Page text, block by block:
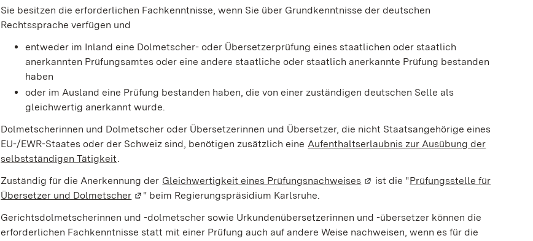
Sie besitzen die erforderlichen Fachkenntnisse, wenn Sie über Grundkenntnisse der deutschen
Rechtssprache verfügen und
entweder im Inland eine Dolmetscher- oder Übersetzerprüfung eines staatlichen oder staatlich
anerkannten Prüfungsamtes oder eine andere staatliche oder staatlich anerkannte Prüfung bestanden
haben
oder im Ausland eine Prüfung bestanden haben, die von einer zuständigen deutschen Selle als
gleichwertig anerkannt wurde.
Dolmetscherinnen und Dolmetscher oder Übersetzerinnen und Übersetzer, die nicht Staatsangehörige eines
EU-/EWR-Staates oder der Schweiz sind, benötigen zusätzlich eine Aufenthaltserlaubnis zur Ausübung der
selbstständigen Tätigkeit.
Zuständig für die Anerkennung der Gleichwertigkeit eines Prüfungsnachweises (Wird in einem neuen Fenster
ist die "Prüfungsstelle für
Übersetzer und Dolmetscher (Wird in einem neuen Fenster geöffnet)
" beim Regierungspräsidium Karlsruhe.
Gerichtsdolmetscherinnen und -dolmetscher sowie Urkundenübersetzerinnen und -übersetzer können die
erforderlichen Fachkenntnisse statt mit einer Prüfung auch auf andere Weise nachweisen, wenn es für die